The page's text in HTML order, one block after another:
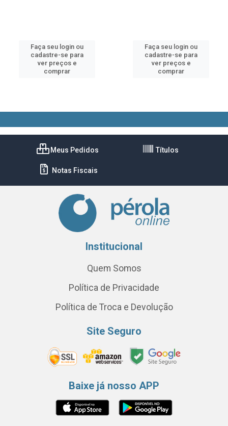
Faça seu login ou
cadastre-se para
ver preços e
comprar
Faça seu login ou
cadastre-se para
ver preços e
comprar
Meus Pedidos Títulos
Notas Fiscais
Institucional
Quem Somos
Política de Privacidade
Política de Troca e Devolução
Site Seguro
Baixe já nosso APP